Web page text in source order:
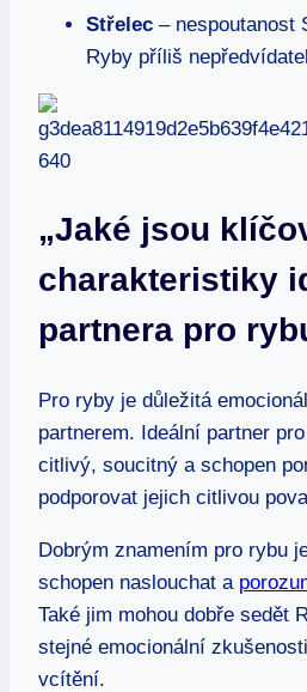
Střelec – nespoutanost
Ryby příliš
„Jaké jsou
charakteristiky
partnera pro
Pro ryby je důležitá
partnerem. Ideální partner
citlivý, soucitný a schopen
podporovat jejich citlivou
Dobrým znamením pro rybu
schopen naslouchat a
Také jim mohou dobře sedět
stejné emocionální
vcítění.